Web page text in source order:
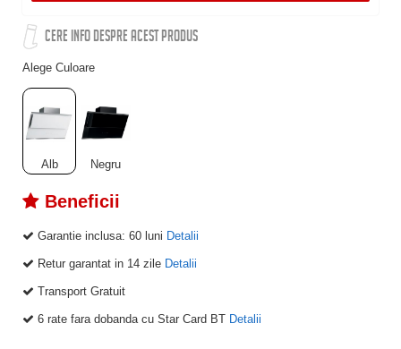
CERE INFO DESPRE ACEST PRODUS
Alege Culoare
Alb Negru
Beneficii
Garantie inclusa: 60 luni Detalii
Retur garantat in 14 zile Detalii
Transport Gratuit
6 rate fara dobanda cu Star Card BT Detalii